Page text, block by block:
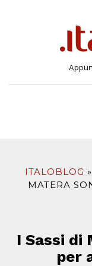
ITALOBLOG
MATERA
I Sassi di
per